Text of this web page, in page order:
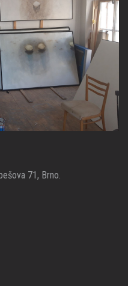
71, Brno.